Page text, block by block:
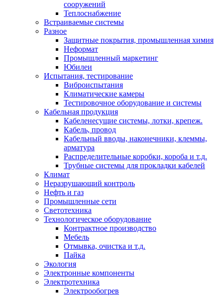
сооружений
Теплоснабжение
Встраиваемые системы
Разное
Защитные покрытия, промышленная химия
Неформат
Промышленный маркетинг
Юбилеи
Испытания, тестирование
Виброиспытания
Климатические камеры
Тестировочное оборудование и системы
Кабельная продукция
Кабеленесущие системы, лотки, крепеж.
Кабель, провод
Кабельный вводы, наконечники, клеммы,
арматура
Распределительные коробки, короба и т.д.
Трубные системы для прокладки кабелей
Климат
Неразрушающий контроль
Нефть и газ
Промышленные сети
Светотехника
Технологическое оборудование
Контрактное производство
Мебель
Отмывка, очистка и т.д.
Пайка
Экология
Электронные компоненты
Электротехника
Электрообогрев